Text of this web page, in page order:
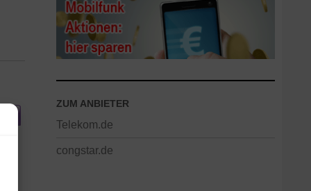
ZUM ANBIETER
Telekom.de
congstar.de